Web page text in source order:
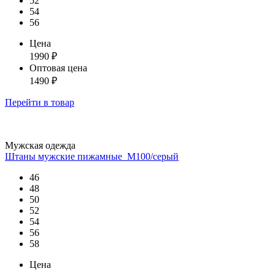
54
56
Цена
1990 ₽
Оптовая цена
1490 ₽
Перейти в товар
Мужская одежда
Штаны мужские пижамные_М100/серый
46
48
50
52
54
56
58
Цена